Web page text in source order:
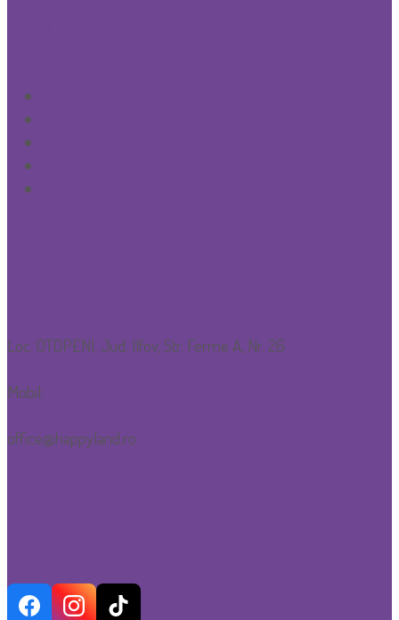
Loc. OTOPENI, Jud. Ilfov, Str. Ferme A, Nr. 26
Mobil:
office@happyland.ro